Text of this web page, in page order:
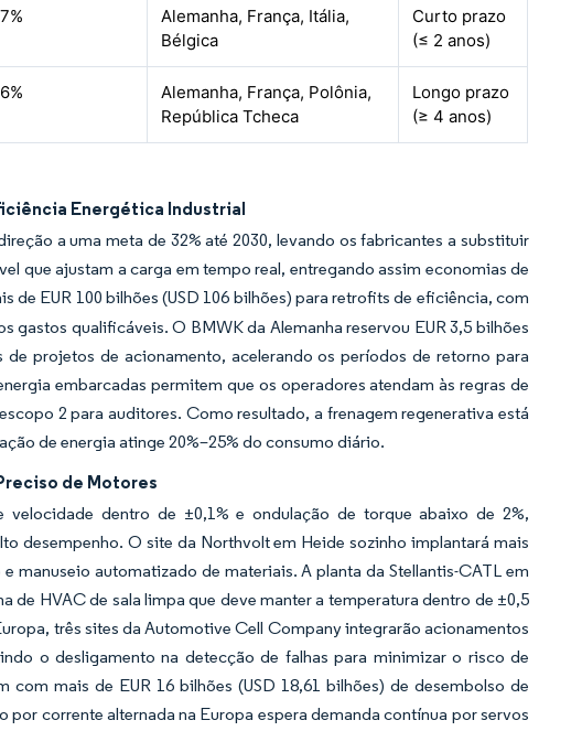
Alemanha, França, Itália,
Bélgica
Curto prazo
(≤ 2 anos)
Alemanha, França, Polônia,
República Tcheca
Longo prazo
(≥ 4 anos)
Energética Industrial
a uma meta de 32% até 2030, levando os fabricantes a substituir
que ajustam a carga em tempo real, entregando assim economias de
de EUR 100 bilhões (USD 106 bilhões) para retrofits de eficiência, com
qualificáveis. O BMWK da Alemanha reservou EUR 3,5 bilhões
projetos de acionamento, acelerando os períodos de retorno para
embarcadas permitem que os operadores atendam às regras de
2 para auditores. Como resultado, a frenagem regenerativa está
de energia atinge 20%–25% do consumo diário.
de Motores
dentro de ±0,1% e ondulação de torque abaixo de 2%,
desempenho. O site da Northvolt em Heide sozinho implantará mais
manuseio automatizado de materiais. A planta da Stellantis-CATL em
HVAC de sala limpa que deve manter a temperatura dentro de ±0,5
três sites da Automotive Cell Company integrarão acionamentos
o desligamento na detecção de falhas para minimizar o risco de
mais de EUR 16 bilhões (USD 18,61 bilhões) de desembolso de
corrente alternada na Europa espera demanda contínua por servos